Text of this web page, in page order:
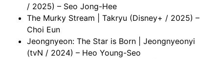
/ 2025) – Seo Jong-Hee
The Murky Stream | Takryu (Disney+ / 2025) –
Choi Eun
Jeongnyeon: The Star is Born | Jeongnyeonyi
(tvN / 2024) – Heo Young-Seo